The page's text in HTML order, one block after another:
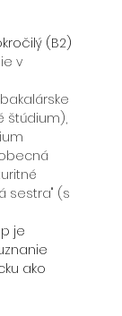
(B2)
v
štúdium),
sestra" (s
je
ako